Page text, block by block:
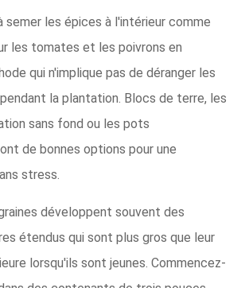
semer les épices à l'intérieur comme
les tomates et les poivrons en
qui n'implique pas de déranger les
la plantation. Blocs de terre, les
sans fond ou les pots
de bonnes options pour une
stress.
développent souvent des
étendus qui sont plus gros que leur
lorsqu'ils sont jeunes. Commencez-